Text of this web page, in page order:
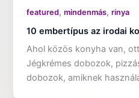
featured,mindenmás,rinya
10 embertípus az irodai
Ahol közös konyha van,
Jégkrémes dobozok,
dobozok, amiknek